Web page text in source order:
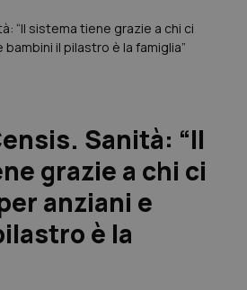
“Il sistema tiene grazie a chi ci
bambini il pilastro è la famiglia”
Sanità: “Il
grazie a chi ci
anziani e
è la